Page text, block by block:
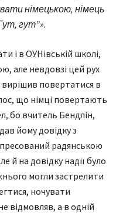
німецькою, німець
гут”».
і в ОУНівській школі,
але невдовзі цей рух
вирішив повертатися в
що німці повертають
бо вчитель Бендлін,
йому довідку з
радянською
й на довідку надії було
могли застрелити
ночувати
відмовляв, а в одній